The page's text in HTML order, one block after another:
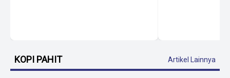
KOPI PAHIT Artikel Lainnya